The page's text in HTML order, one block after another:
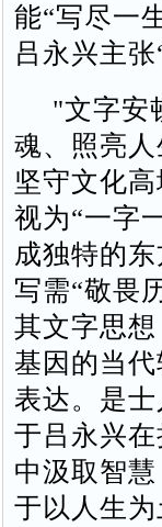
能“写尽一
吕永兴主张
"文字安
魂、照亮
坚守文化
视为“一字
成独特的
写需“敬畏
其文字思
基因的当
表达。是
于吕永兴
中汲取智
于以人生